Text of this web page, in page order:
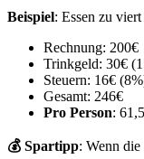
Beispiel: Essen zu viert
Rechnung: 200€
Trinkgeld: 30€
Steuern: 16€
Gesamt: 246€
Pro Person:
💰 Spartipp: Wenn